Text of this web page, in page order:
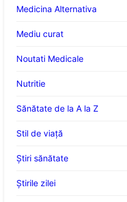
Medicina Alternativa
Mediu curat
Noutati Medicale
Nutritie
Sănătate de la A la Z
Stil de viaţă
Ştiri sănătate
Știrile zilei